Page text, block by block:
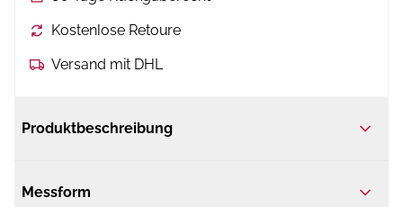
Kostenlose Retoure
Versand mit DHL
Produktbeschreibung
Messform